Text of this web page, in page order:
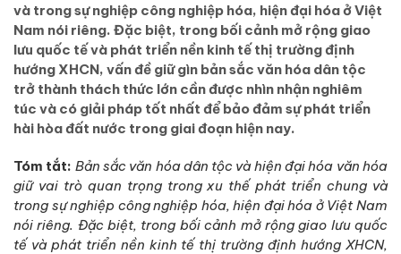
và trong sự nghiệp công nghiệp hóa, hiện đại hóa ở Việt
Nam nói riêng. Đặc biệt, trong bối cảnh mở rộng giao
lưu quốc tế và phát triển nền kinh tế thị trường định
hướng XHCN, vấn đề giữ gìn bản sắc văn hóa dân tộc
trở thành thách thức lớn cần được nhìn nhận nghiêm
túc và có giải pháp tốt nhất để bảo đảm sự phát triển
hài hòa đất nước trong giai đoạn hiện nay.
Tóm tắt: Bản sắc văn hóa dân tộc và hiện đại hóa văn hóa
giữ vai trò quan trọng trong xu thế phát triển chung và
trong sự nghiệp công nghiệp hóa, hiện đại hóa ở Việt Nam
nói riêng. Đặc biệt, trong bối cảnh mở rộng giao lưu quốc
tế và phát triển nền kinh tế thị trường định hướng XHCN,